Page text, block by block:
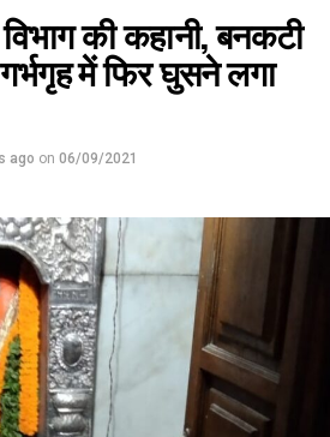
की कहानी, बनकटी
में फिर घुसने लगा
ago on 06/09/2021